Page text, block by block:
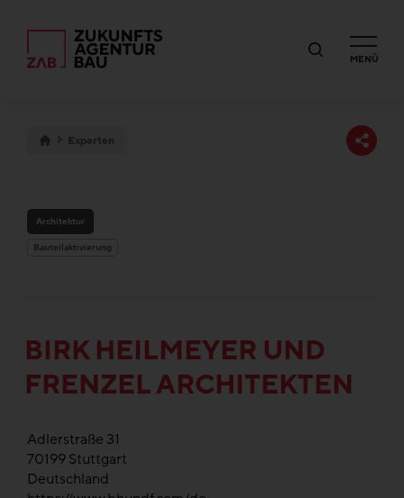
MENÜ
Experten
Architektur
Bauteilaktivierung
BIRK HEILMEYER UND
FRENZEL ARCHITEKTEN
Adlerstraße 31
70199Stuttgart
Deutschland